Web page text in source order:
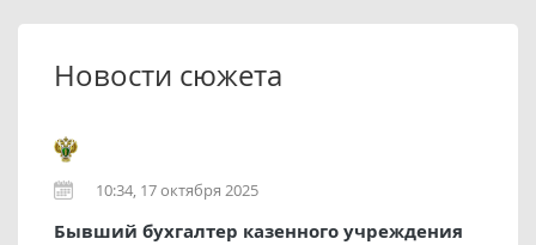
Новости сюжета
10:34, 17 октября 2025
Бывший бухгалтер казенного учреждения